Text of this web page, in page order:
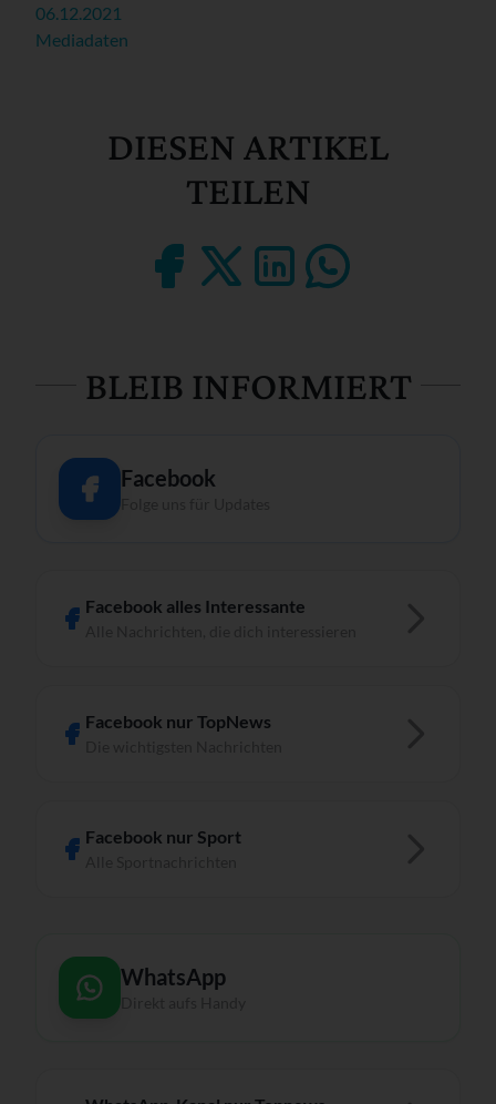
06.12.2021
Mediadaten
DIESEN ARTIKEL
TEILEN
BLEIB INFORMIERT
Facebook
Facebook alles Interessante
Facebook nur TopNews
Facebook nur Sport
WhatsApp